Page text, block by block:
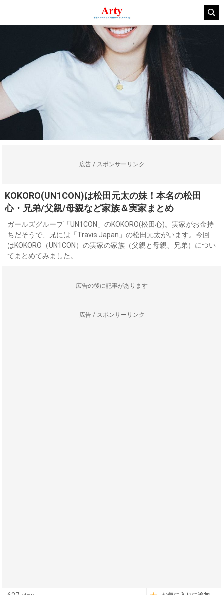
広告 / スポンサーリンク
KOKORO(UN1CON)は松田元太の妹！本名の松田
心・兄弟/父親/母親など家族＆実家まとめ
ガールズグループ「UN1CON」のKOKORO(松田心)。実家がお金持
ちだそうで、兄には「Travis Japan」の松田元太がいます。今回
はKOKORO（UN1CON）の実家の家族（父親と母親、兄弟）につい
てまとめてみました。
--------------------広告の後に記事があります--------------------
広告 / スポンサーリンク
------------------------------------------------------------------